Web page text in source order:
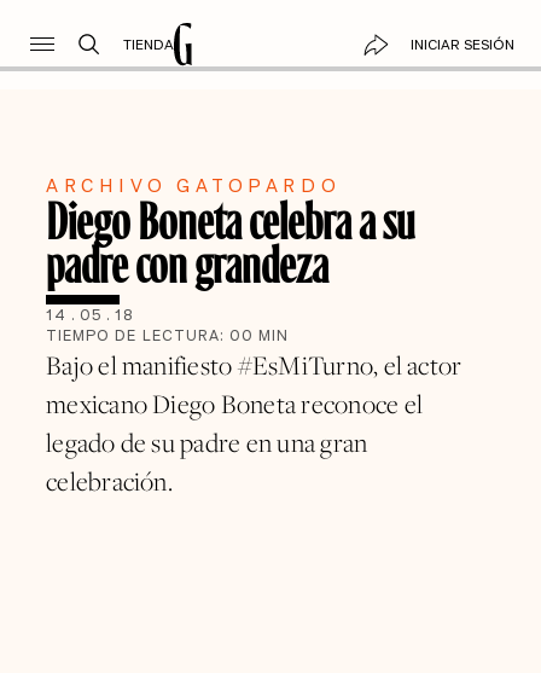
TIENDA INICIAR SESIÓN
ARCHIVO GATOPARDO
Diego Boneta celebra a su
padre con grandeza
14 . 05 . 18
TIEMPO DE LECTURA: 00 MIN
Bajo el manifiesto #EsMiTurno, el actor
mexicano Diego Boneta reconoce el
legado de su padre en una gran
celebración.